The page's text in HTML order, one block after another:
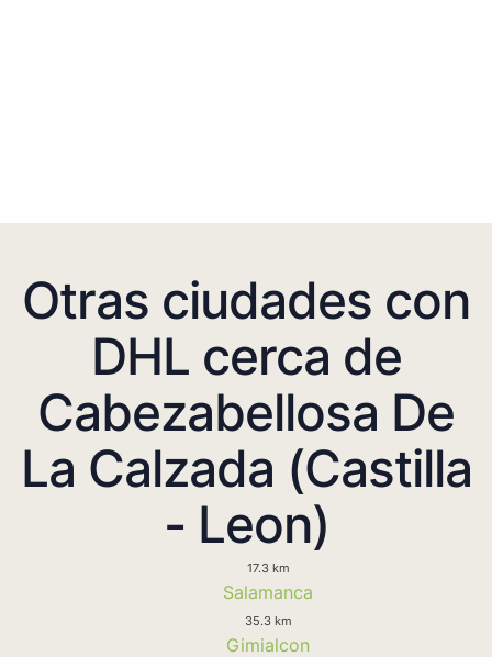
Otras ciudades con
DHL cerca de
Cabezabellosa De
La Calzada (Castilla
- Leon)
17.3 km
Salamanca
35.3 km
Gimialcon